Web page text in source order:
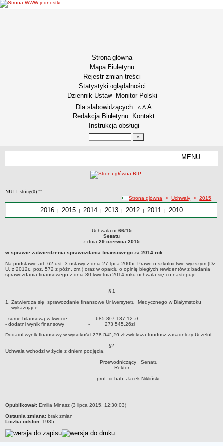
Strona główna
Mapa Biuletynu
Rejestr zmian treści
Statystyki oglądalności
Dziennik Ustaw
Monitor Polski
Menu dodatkowe
Dla słabowidzących A pomniejsz czcionkę
A standardowy rozmiar czcionki
A
Redakcja Biuletynu
Kontakt
Instrukcja obsługi
MENU
Podstawa prawna funkcjonowania
Misja i Strategia
Kodeks Etyki
Kodeks etyki pracownika naukowego
Senat
Rektor
Dziekani
Prodziekani
Uchwały Senatu
Regulamin organizacyjny
Regulamin Pracy
STUDIA
Kierunki studiów
NULL string(0) ""
ścieżka nawigacji
Strona główna >Uchwały >2015
Uchwały z roku
2016| Uchwały z roku
2015| Uchwały z roku
2014| Uchwały z roku
2013| Uchwały z roku
2012| Uchwały z roku
2011 | Uchwały z roku
2010
Uchwała nr 66/15Senatuz dnia 29 czerwca 2015w sprawie zatwierdzenia
sprawozdania finansowego za 2014 rok Na podstawie art. 62 ust. 3 ustawy z dnia
zm.) oraz w oparciu o opinię biegłych rewidentów z badania sprawozdania
Uchwała nr66/15
Senatu
z dnia 29 czerwca 2015
w sprawie zatwierdzenia sprawozdania finansowego za 2014 rok
Na podstawie art. 62 ust. 3 ustawy z dnia 27 lipca 2005r. Prawo o szkolnictwie wyższym (Dz.
U. z 2012r., poz. 572 z późn. zm.) oraz w oparciu o opinię biegłych rewidentów z badania
sprawozdania finansowego z dnia 30 kwietnia 2014 roku uchwala się co następuje:
§ 1
1. Zatwierdza się sprawozdanie finansowe Uniwersytetu Medycznego w Białymstoku
wykazujące:
- sumę bilansową w kwocie - 685.807.137,12 zł
- dodatni wynik finansowy - 278 545,26zł
Dodatni wynik finansowy w wysokości 278 545,26 zł zwiększa fundusz zasadniczy Uczelni.
§2
Uchwała wchodzi w życie z dniem podjęcia.
Przewodniczący Senatu
Rektor
prof. dr hab. Jacek Nikliński
metryczka
Opublikował: Emilia Minasz (3 lipca 2015, 12:30:03)
Ostatnia zmiana: brak zmian
Liczba odsłon: 1985